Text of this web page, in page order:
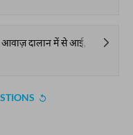
कुर्ता के दामन से हाथ पोंछती हुई कमरे में दाख़िल हुई।